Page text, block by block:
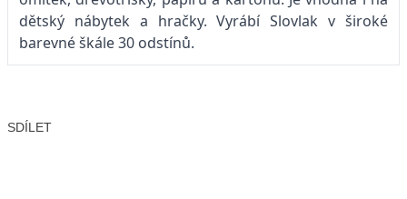
dětský nábytek a hračky. Vyrábí Slovlak v široké
barevné škále 30 odstínů.
SDÍLET